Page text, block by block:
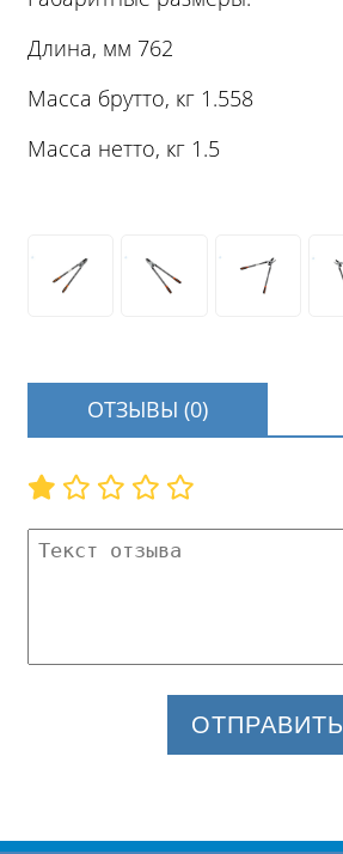
Длина, мм 762
Масса брутто, кг 1.558
Масса нетто, кг 1.5
ОТЗЫВЫ (0)
ОТПРАВИТЬ